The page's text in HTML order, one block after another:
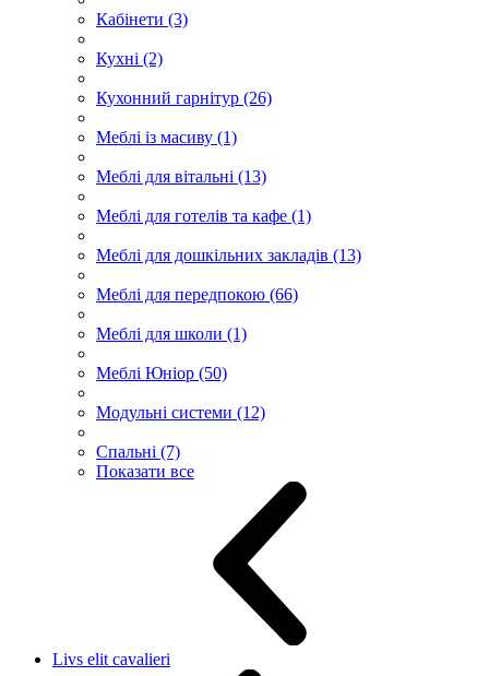
Кабінети (3)
Кухні (2)
Кухонний гарнітур (26)
Меблі із масиву (1)
Меблі для вітальні (13)
Меблі для готелів та кафе (1)
Меблі для дошкільних закладів (13)
Меблі для передпокою (66)
Меблі для школи (1)
Меблі Юніор (50)
Модульні системи (12)
Спальні (7)
Показати все
Livs elit cavalieri